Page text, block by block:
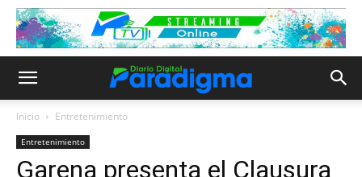
Inicio Entretenimiento
Entretenimiento
Garena presenta el Clausura